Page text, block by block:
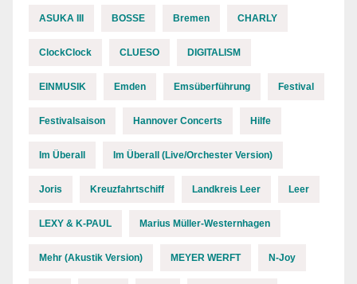
ASUKA III BOSSE Bremen CHARLY
ClockClock CLUESO DIGITALISM
EINMUSIK Emden Emsüberführung Festival
Festivalsaison Hannover Concerts Hilfe
Im Überall Im Überall (Live/Orchester Version)
Joris Kreuzfahrtschiff Landkreis Leer Leer
LEXY & K-PAUL Marius Müller-Westernhagen
Mehr (Akustik Version) MEYER WERFT N-Joy